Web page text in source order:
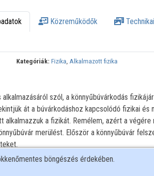
Közreműködők
Kategóriák: Fizika,Alkalmazott fizika
szól, a könnyűbúvárkodás
át a búvárkodáshoz kapcsolódó fizikai és
a fizikát. Remélem, azért a végére
merülést. Először a könnyűbúvár
böngészés érdekében.